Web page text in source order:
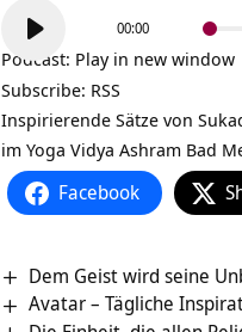
Player
00:00
Podcast: Play in new window
Subscribe: RSS
Inspirierende Sätze von
im Yoga Vidya Ashram Bad
Facebook
Dem Geist wird seine
Avatar – Tägliche